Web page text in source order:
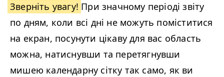
Зверніть увагу! При значному періоді звіту
по дням, коли всі дні не можуть поміститися
на екран, посунути цікаву для вас область
можна, натиснувши та перетягнувши
мишею календарну сітку так само, як ви